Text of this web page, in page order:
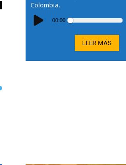
Colombia.
Reproductor
de
audio
00:00
LEER MÁS